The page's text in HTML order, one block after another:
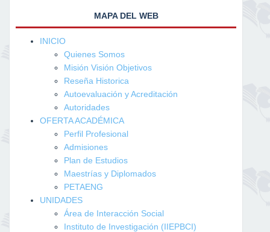
MAPA DEL WEB
INICIO
Quienes Somos
Misión Visión Objetivos
Reseña Historica
Autoevaluación y Acreditación
Autoridades
OFERTA ACADÉMICA
Perfil Profesional
Admisiones
Plan de Estudios
Maestrías y Diplomados
PETAENG
UNIDADES
Área de Interacción Social
Instituto de Investigación (IIEPBCI)